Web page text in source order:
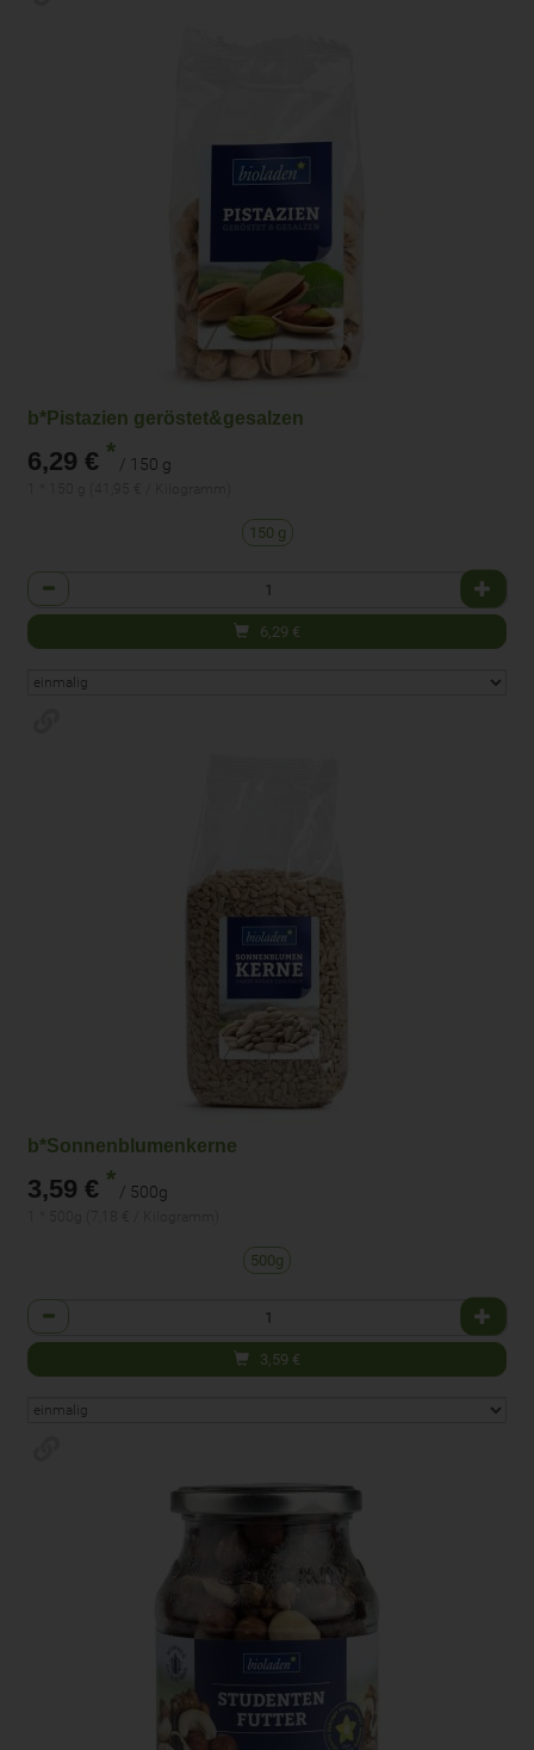
b*Pistazien geröstet&gesalzen
6,29 € * / 150 g
150 g
Anzahl
6,29 €
b*Sonnenblumenkerne
3,59 € * / 500g
500g
Anzahl
3,59 €